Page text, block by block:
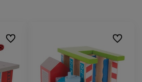
Do ulubionych Do